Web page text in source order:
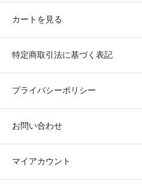
カートを見る
特定商取引法に基づく表記
プライバシーポリシー
お問い合わせ
マイアカウント